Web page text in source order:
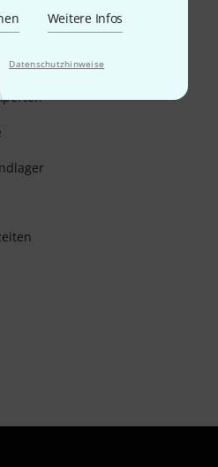
Weitere Infos
Datenschutzhinweise